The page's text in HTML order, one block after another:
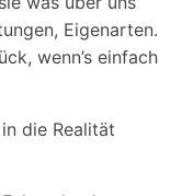
Eigenarten.
wenn’s einfach
die Realität